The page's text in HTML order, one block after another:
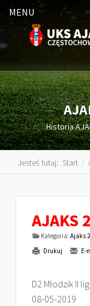
MENU
Historia
Jesteś tutaj: Start /
AJAKS
Kategoria: Ajaks
Drukuj
E-
D2 Młodzik II
08-05-2019